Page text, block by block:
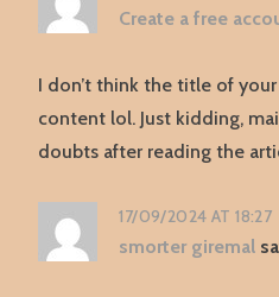
Create a free
I don’t think the title of
content lol. Just kidding,
doubts after reading the
17/09/2024 AT 18:27
smorter giremal